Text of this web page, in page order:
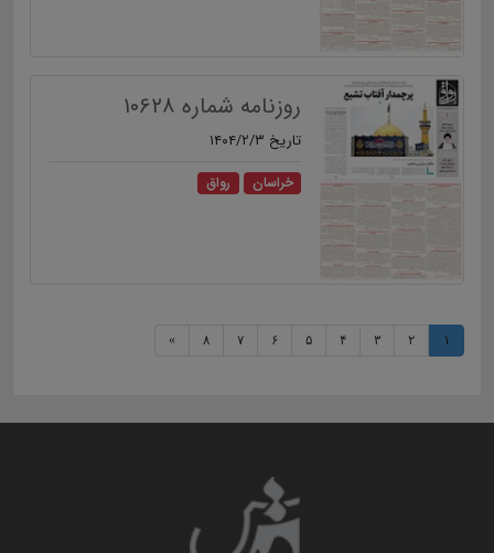
روزنامه شماره ۱۰۶۲۸
تاریخ ۱۴۰۴/۲/۳
خراسان رواق
۱ ۲ ۳ ۴ ۵ ۶ ۷ ۸ »